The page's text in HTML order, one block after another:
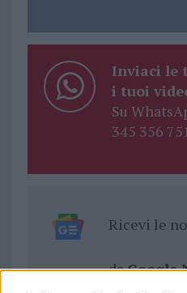
Inviaci le
i tuoi
Su
345 356
Ricevi le
daGoogle